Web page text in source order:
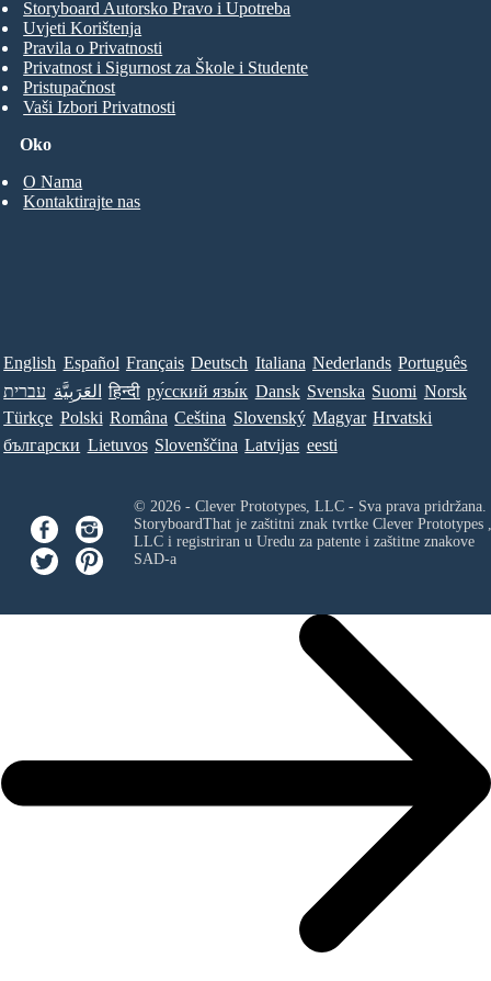
Oko
O Nama
Kontaktirajte nas
Storyboard Autorsko Pravo i Upotreba
Uvjeti Korištenja
Pravila o Privatnosti
Privatnost i Sigurnost za Škole i Studente
Pristupačnost
Vaši Izbori Privatnosti
English Español Français Deutsch Italiana Nederlands Português
עברית العَرَبِيَّة हिन्दी ру́сский язы́к Dansk Svenska Suomi Norsk
Türkçe Polski Româna Ceština Slovenský Magyar Hrvatski
български Lietuvos Slovenščina Latvijas eesti
© 2026 - Clever Prototypes, LLC - Sva prava pridržana.
StoryboardThat je zaštitni znak tvrtke Clever Prototypes ,
LLCi registriran u Uredu za patente i zaštitne znakove
SAD-a